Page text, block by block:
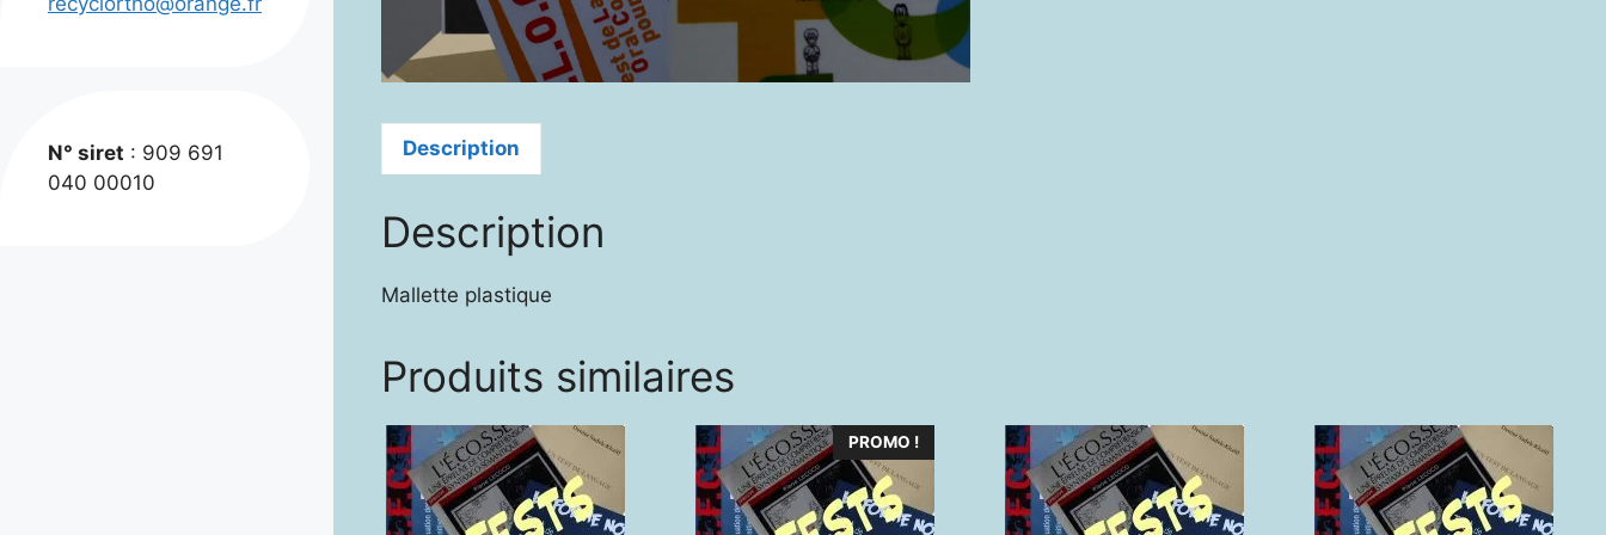
Description
Description
Mallette plastique
Produits similaires
PROMO !
N° siret : 909 691
040 00010